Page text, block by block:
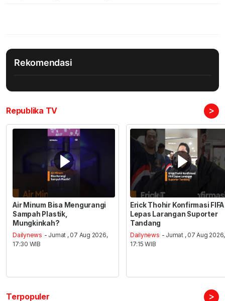
Rekomendasi
Republika TV >
Air Minum Bisa Mengurangi
Sampah Plastik,
Mungkinkah?
Dailynews - Jumat , 07 Aug 2026,
17:30 WIB
Erick Thohir Konfirmasi FIFA
Lepas Larangan Suporter
Tandang
Dailynews - Jumat , 07 Aug 2026,
17:15 WIB
Terpopuler >